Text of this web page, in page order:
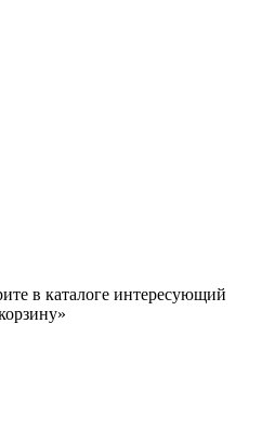
в каталоге интересующий